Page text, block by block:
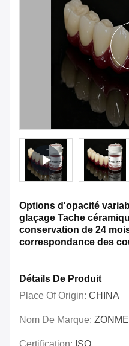
Options d'opacité
glaçage Tache
conservation de 24
correspondance des
Détails De Produit
Place Of Origin: CHINA
Nom De Marque: